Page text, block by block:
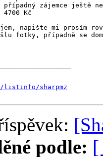
případný zájemce ještě
Kč
fotky, případně se
listinfo/sharpmz
podle: [